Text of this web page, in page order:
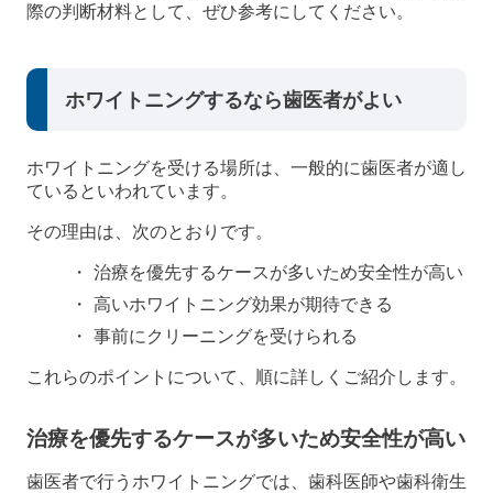
際の判断材料として、ぜひ参考にしてください。
ホワイトニングするなら歯医者がよい
ホワイトニングを受ける場所は、一般的に歯医者が適し
ているといわれています。
その理由は、次のとおりです。
治療を優先するケースが多いため安全性が高い
高いホワイトニング効果が期待できる
事前にクリーニングを受けられる
これらのポイントについて、順に詳しくご紹介します。
治療を優先するケースが多いため安全性が高い
歯医者で行うホワイトニングでは、歯科医師や歯科衛生